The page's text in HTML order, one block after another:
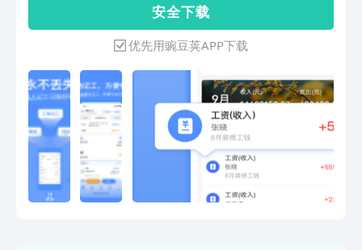
能】工地记工包含了记工本、记工表、记
工天、记工时、记加班、记账本、记事
本、考勤表、工程水印相机、让建筑工友
高效办公，让工地管理更便捷。【工地记
工】工友可自己选择建立个人记工本、班
组记工本，便捷处理建筑工地记工天、记
工时、工地记账、建筑工地考勤等工地管
理问题，促力为建筑工友提供高效办公服
务，体验记工天记工时方便。【工人记
账】针对工地员工借支结算情况，提供员
工借支结算记录，工友随时记录接活干活
安 全 下 载
优先用豌豆荚APP下载